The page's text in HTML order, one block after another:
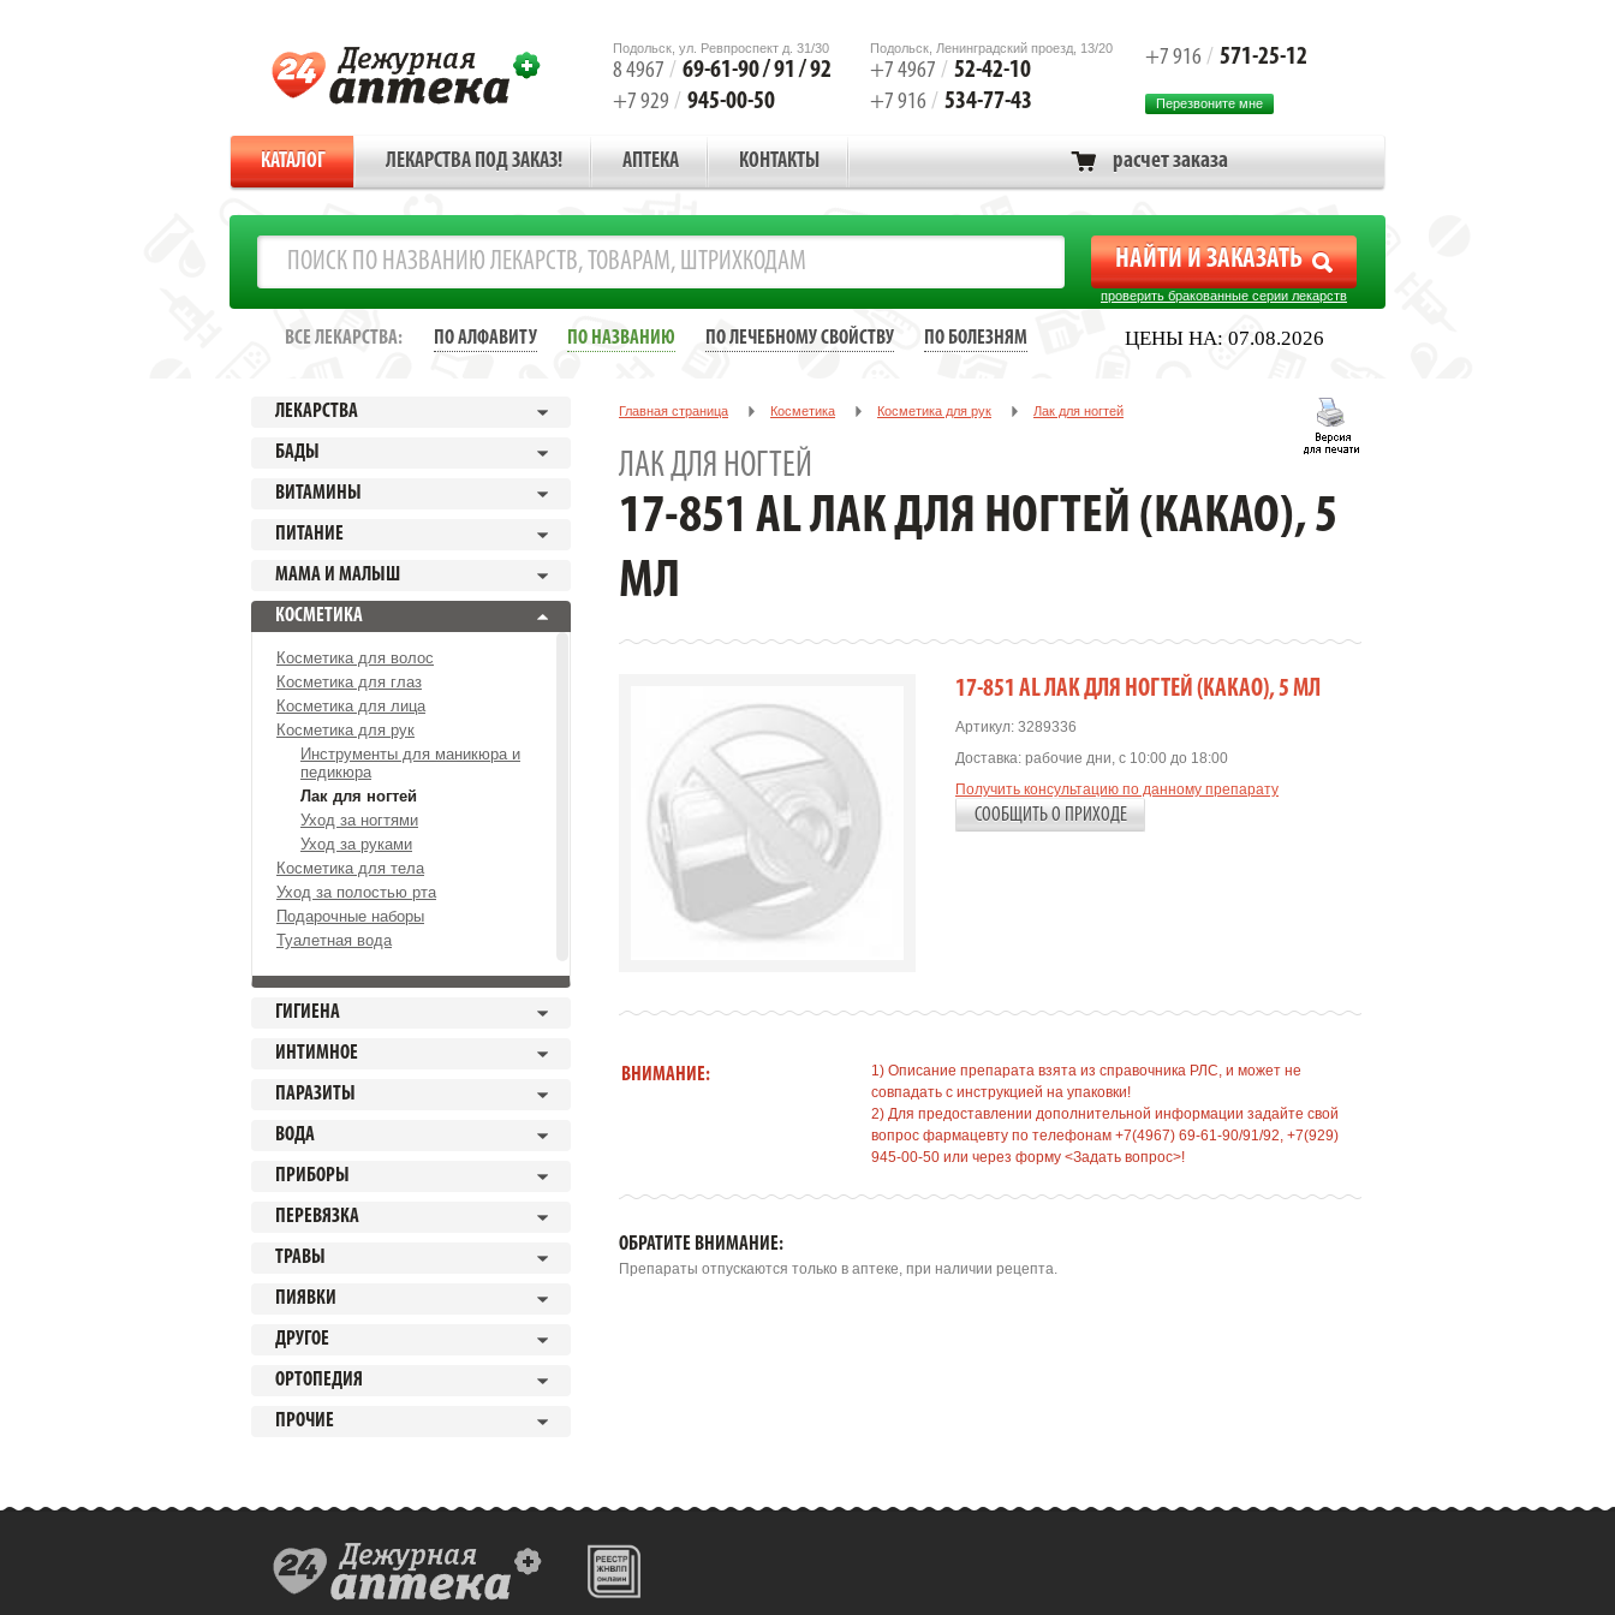
Подольск, ул. Ревпроспект д. 31/30
8 4967 / 69-61-90 / 91 / 92
+7 929 / 945-00-50
Подольск, Ленинградский проезд, 13/20
+7 4967 / 52-42-10
+7 916 / 534-77-43
+7 916 / 571-25-12
Перезвоните мне
КАТАЛОГ ЛЕКАРСТВА ПОД ЗАКАЗ! АПТЕКА КОНТАКТЫ расчет заказа
проверить бракованные серии лекарств
ЦЕНЫ НА: 07.08.2026
ВСЕ ЛЕКАРСТВА: ПО АЛФАВИТУ ПО НАЗВАНИЮ ПО ЛЕЧЕБНОМУ СВОЙСТВУ ПО БОЛЕЗНЯМ
ЛЕКАРСТВА
БАДЫ
ВИТАМИНЫ
ПИТАНИЕ
МАМА И МАЛЫШ
КОСМЕТИКА
Косметика для волос
Косметика для глаз
Косметика для лица
Косметика для рук
Инструменты для маникюра и
педикюра
Лак для ногтей
Уход за ногтями
Уход за руками
Косметика для тела
Уход за полостью рта
Подарочные наборы
Туалетная вода
ГИГИЕНА
ИНТИМНОЕ
ПАРАЗИТЫ
ВОДА
ПРИБОРЫ
ПЕРЕВЯЗКА
ТРАВЫ
ПИЯВКИ
ДРУГОЕ
ОРТОПЕДИЯ
ПРОЧИЕ
Главная страница Косметика Косметика для рук Лак для ногтей
ЛАК ДЛЯ НОГТЕЙ
17-851 AL ЛАК ДЛЯ НОГТЕЙ (КАКАО), 5
МЛ
17-851 AL ЛАК ДЛЯ НОГТЕЙ (КАКАО), 5 МЛ
Артикул: 3289336
Доставка: рабочие дни, с 10:00 до 18:00
Получить консультацию по данному препарату
СООБЩИТЬ О ПРИХОДЕ
ВНИМАНИЕ:
1) Описание препарата взята из справочника РЛС, и может не
совпадать с инструкцией на упаковки!
2) Для предоставлении дополнительной информации задайте свой
вопрос фармацевту по телефонам +7(4967) 69-61-90/91/92, +7(929)
945-00-50 или через форму <Задать вопрос>!
ОБРАТИТЕ ВНИМАНИЕ:
Препараты отпускаются только в аптеке, при наличии рецепта.